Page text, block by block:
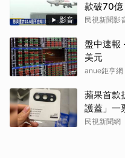
影音
款破70億
民視新聞影
盤中速報
美元
anue鉅亨網
蘋果首款
護蓋」一
民視新聞網